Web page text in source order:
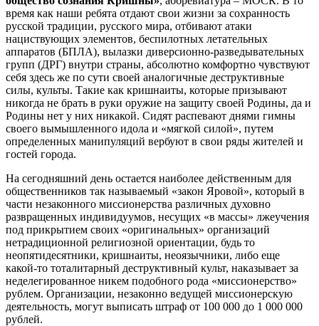
время как наши ребята отдают свои жизни за сохранность
русской традиции, русского мира, отбивают атаки
нациствующих элементов, беспилотных летательных
аппаратов (БПЛА), вылазки диверсионно-разведывательных
групп (ДРГ) внутри страны, абсолютно комфортно чувствуют
себя здесь же по сути своей аналогичные деструктивные
силы, культы. Такие как кришнаиты, которые призывают
никогда не брать в руки оружие на защиту своей Родины, да и
Родины нет у них никакой. Сидят распевают днями гимны
своего вымышленного идола и «мягкой силой», путем
определенных манипуляций вербуют в свои ряды жителей и
гостей города.
На сегодняшний день остается наиболее действенным для
общественников так называемый «закон Яровой», который в
части незаконного миссионерства различных духовно
развращенных индивидуумов, несущих «в массы» лжеучения
под прикрытием своих «оригинальных» организаций
нетрадиционной религиозной ориентации, будь то
неопятидесятники, кришнаиты, неоязычники, либо еще
какой-то тоталитарный деструктивный культ, наказывает за
неделегированное никем подобного рода «миссионерство»
рублем. Организации, незаконно ведущей миссионерскую
деятельность, могут выписать штраф от 100 000 до 1 000 000
рублей.